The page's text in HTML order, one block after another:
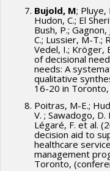
Bujold, M; Pluye,
Hudon, C.; El
Bush, P.; Gagnon,
C.; Lussier, M-T.;
Vedel, I.; Kröger,
of decisional
needs: A
qualitative
16-20 in Toronto,
Poitras, M-E.;
V. ; Sawadogo, D.
Légaré, F. et al.
decision aid to
healthcare
management
Toronto,